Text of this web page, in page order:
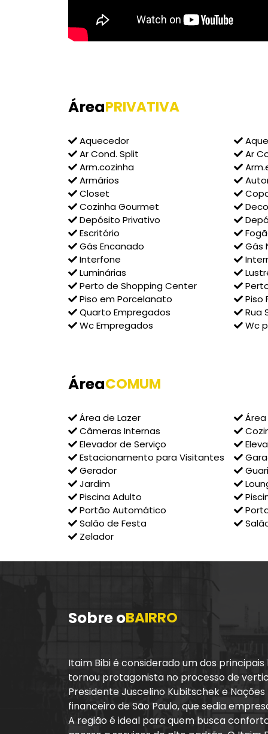
ÁreaPRIVATIVA
Aquecedor
Ar Cond. Split
Ar
Arm.cozinha
Armários
Closet
Cozinha Gourmet
Depósito Privativo
Escritório
Gás Encanado
Gás
Interfone
Luminárias
Perto de Shopping Center
Piso em Porcelanato
Piso
Quarto Empregados
Rua
Wc Empregados
Wc
ÁreaCOMUM
Área de Lazer Área
Câmeras Internas
Elevador de Serviço
Estacionamento para Visitantes
Gerador
Jardim
Piscina Adulto
Portão Automático
Salão de Festa
Zelador
Sobre oBAIRRO
Itaim Bibi é considerado um dos
tornou protagonista no processo de
Presidente Juscelino Kubitschek e
financeiro de São Paulo, que sedia
A região é ideal para quem busca